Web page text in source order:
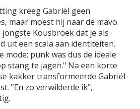
kreeg Gabriël geen
maar moest hij naar de mavo.
Kousbroek dat je als
uit een scala aan identiteiten.
mode; punk was dus de ideale
stang te jagen." Na een korte
kakker transformeerde Gabriël
"En zo verwilderde ik",